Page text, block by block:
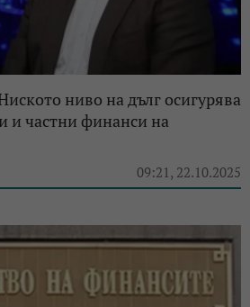
ниво на дълг осигурява
и частни финанси на
09:21, 22.10.2025